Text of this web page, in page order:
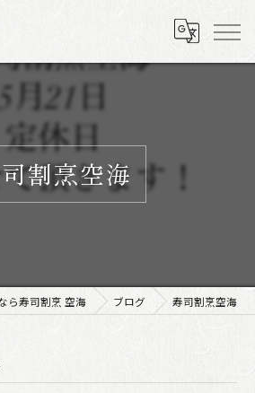
割烹空海
ら寿司割烹 空海 ブログ 寿司割烹空海